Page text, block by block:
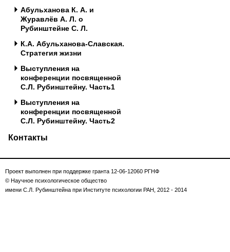
Абульханова К. А. и
Журавлёв А. Л. о
Рубинштейне С. Л.
К.А. Абульханова-Славская.
Стратегия жизни
Выступления на
конференции посвященной
С.Л. Рубинштейну. Часть1
Выступления на
конференции посвященной
С.Л. Рубинштейну. Часть2
Контакты
Проект выполнен при поддержке гранта 12-06-12060 РГНФ
© Научное психологическое общество
имени С.Л. Рубинштейна при Институте психологии РАН, 2012 - 2014